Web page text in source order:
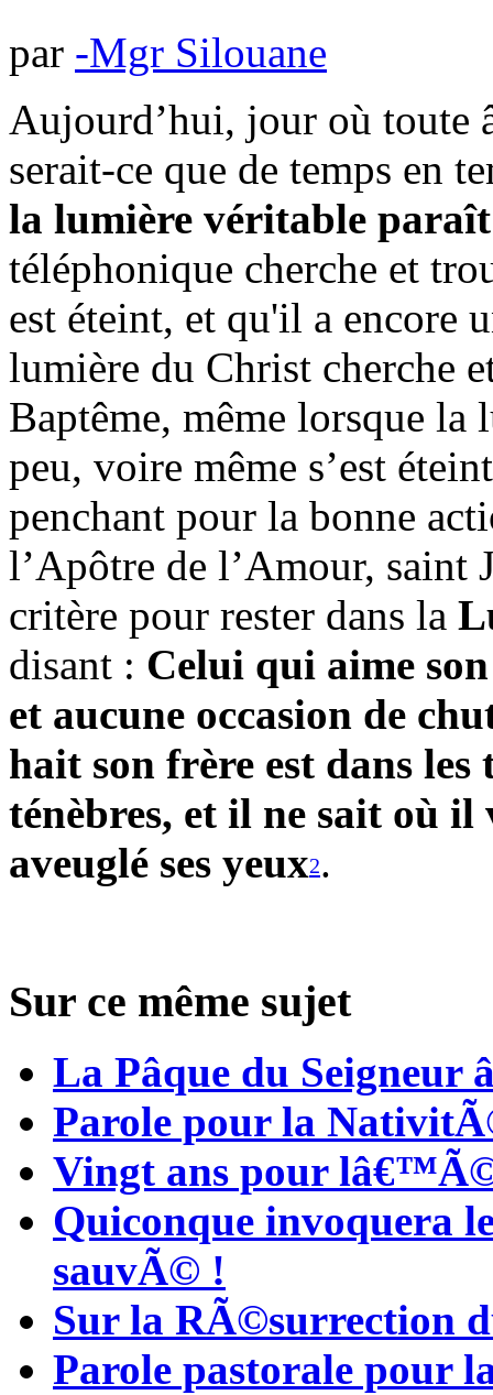
par -Mgr Silouane
Aujourd’hui, jour où toute
serait-ce que de temps en
la lumière véritable
téléphonique cherche et
est éteint, et qu'il a encore
lumière du Christ cherche
Baptême, même lorsque
peu, voire même s’est
penchant pour la bonne
l’Apôtre de l’Amour, saint
critère pour rester dans la
disant : Celui qui aime
et aucune occasion de
hait son frère est dans les
ténèbres, et il ne sait où il
aveuglé ses yeux2.
Sur ce même sujet
La Pâque du Seigneur
Parole pour la
Vingt ans pour
Quiconque invoquera
sauvÃ© !
Sur la RÃ©surrection
Parole pastorale pour